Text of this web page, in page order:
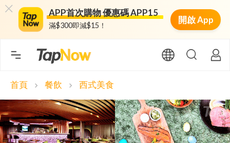
APP首次購物 優惠碼 APP15
滿$300即減$15！
開啟 App
首頁 chevron_right 餐飲 chevron_right 西式美食